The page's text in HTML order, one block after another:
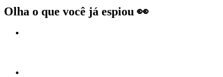
Olha o que você já espiou 👀